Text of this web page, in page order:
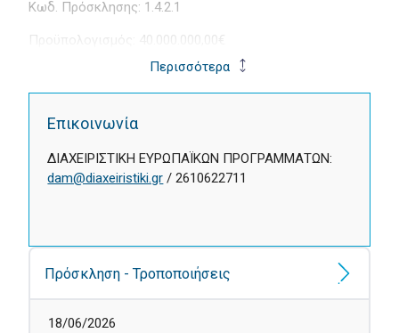
Κωδ. Πρόσκλησης: 1.4.2.1
Προϋπολογισμός: 40.000.000,00€
Περισσότερα
Επικοινωνία
ΔΙΑΧΕΙΡΙΣΤΙΚΗ ΕΥΡΩΠΑΪΚΩΝ ΠΡΟΓΡΑΜΜΑΤΩΝ:
dam@diaxeiristiki.gr / 2610622711
Πρόσκληση - Τροποποιήσεις
18/06/2026